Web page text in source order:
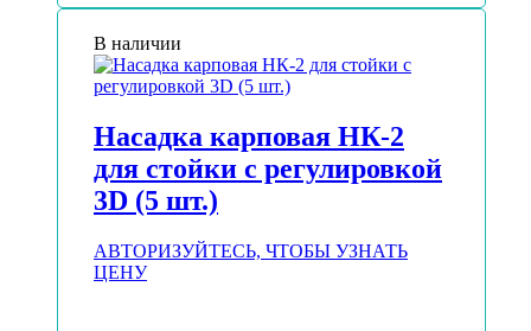
В наличии
Насадка карповая НК-2
для стойки с регулировкой
3D (5 шт.)
АВТОРИЗУЙТЕСЬ, ЧТОБЫ УЗНАТЬ
ЦЕНУ